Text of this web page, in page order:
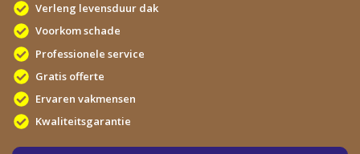
Verleng levensduur dak
Voorkom schade
Professionele service
Gratis offerte
Ervaren vakmensen
Kwaliteitsgarantie